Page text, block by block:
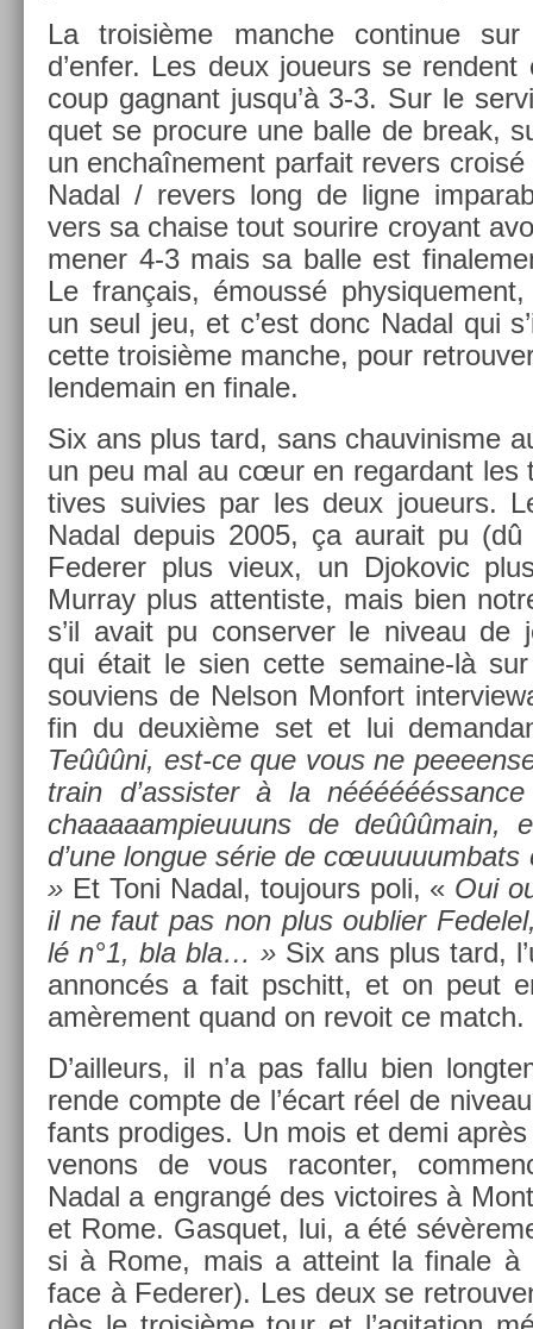
La troisiè­me man­che con­tinue
d’enfer. Les deux joueurs se
coup gag­nant jusqu’à 3-3. Sur le
quet se pro­cure une balle de break,
un en­chaî­ne­ment par­fait re­v­ers
Nadal / re­v­ers long de ligne
vers sa cha­ise tout sourire croyant
mener 4-3 mais sa balle est
Le français, émoussé
un seul jeu, et c’est donc Nadal qui
cette troisiè­me man­che, pour
len­demain en fin­ale.
Six ans plus tard, sans chauvinis­me
un peu mal au cœur en re­gar­dant les
tives suiv­ies par les deux joueurs.
Nadal de­puis 2005, ça aurait pu
Feder­er plus vieux, un Djokovic
Mur­ray plus at­tentis­te, mais bien
s’il avait pu con­serv­er le niveau de
qui était le sien cette semaine-là
souviens de Nel­son Mon­fort
fin du deuxième set et lui
Teûûûni, est-ce que vous ne
train d’as­sist­er à la
chaaaaam­pieuuuns de deûûûmain,
d’une lon­gue série de cœuuuuum­bats
» Et Toni Nadal, toujours poli, « Oui
il ne faut pas non plus oub­li­er
lé n°1, bla bla… » Six ans plus tard,
an­noncés a fait pschitt, et on peut
amère­ment quand on re­voit ce match.
D’ail­leurs, il n’a pas fallu bien
rende com­pte de l’écart réel de
fants pro­diges. Un mois et demi
venons de vous racont­er,
Nadal a en­grangé des vic­toires à
et Rome. Gas­quet, lui, a été
si à Rome, mais a at­teint la fin­ale à
face à Feder­er). Les deux se